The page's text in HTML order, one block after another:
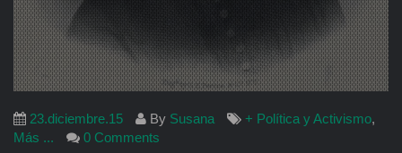
23.diciembre.15 By Susana + Política y Activismo,
Más ...
0 Comments